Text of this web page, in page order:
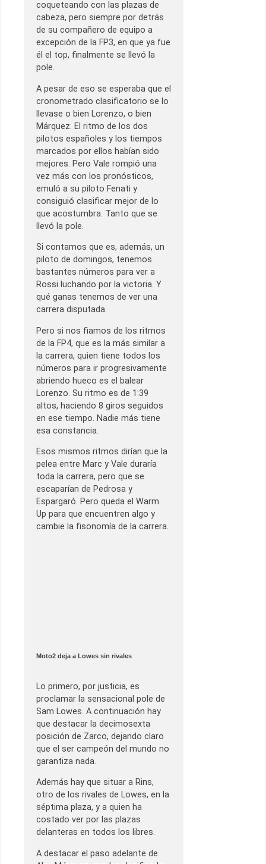
coqueteando con las plazas de
cabeza, pero siempre por detrás
de su compañero de equipo a
excepción de la FP3, en que ya fue
él el top, finalmente se llevó la
pole.
A pesar de eso se esperaba que el
cronometrado clasificatorio se lo
llevase o bien Lorenzo, o bien
Márquez. El ritmo de los dos
pilotos españoles y los tiempos
marcados por ellos habían sido
mejores. Pero Vale rompió una
vez más con los pronósticos,
emuló a su piloto Fenati y
consiguió clasificar mejor de lo
que acostumbra. Tanto que se
llevó la pole.
Si contamos que es, además, un
piloto de domingos, tenemos
bastantes números para ver a
Rossi luchando por la victoria. Y
qué ganas tenemos de ver una
carrera disputada.
Pero si nos fiamos de los ritmos
de la FP4, que es la más similar a
la carrera, quien tiene todos los
números para ir progresivamente
abriendo hueco es el balear
Lorenzo. Su ritmo es de 1:39
altos, haciendo 8 giros seguidos
en ese tiempo. Nadie más tiene
esa constancia.
Esos mismos ritmos dirían que la
pelea entre Marc y Vale duraría
toda la carrera, pero que se
escaparían de Pedrosa y
Espargaró. Pero queda el Warm
Up para que encuentren algo y
cambie la fisonomía de la carrera.
Moto2 deja a Lowes sin rivales
Lo primero, por justicia, es
proclamar la sensacional pole de
Sam Lowes. A continuación hay
que destacar la decimosexta
posición de Zarco, dejando claro
que el ser campeón del mundo no
garantiza nada.
Además hay que situar a Rins,
otro de los rivales de Lowes, en la
séptima plaza, y a quien ha
costado ver por las plazas
delanteras en todos los libres.
A destacar el paso adelante de